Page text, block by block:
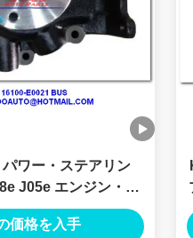
ワー・ステアリン
J05e エンジン・デ
ツ Asm For Hino 500
ーツ 16100-E0021
価格を入手